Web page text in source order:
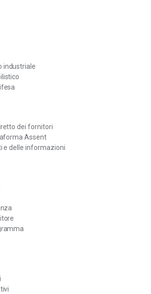
industriale
dei fornitori
Assent
e delle informazioni